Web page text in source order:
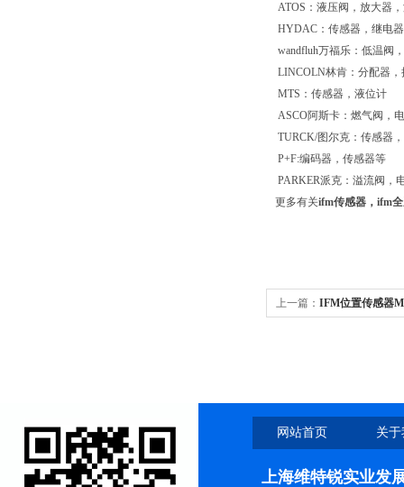
ATOS：液压阀，放大器
HYDAC：传感器，继电
wandfluh万福乐：低温阀
LINCOLN林肯：分配器
MTS：传感器，液位计
ASCO阿斯卡：燃气阀，
TURCK/图尔克：传感器
P+F:编码器，传感器等
PARKER派克：溢流阀，
更多有关ifm传感器，ifm
上一篇： IFM位置传感器
网站首页 关
上海维特锐实业发